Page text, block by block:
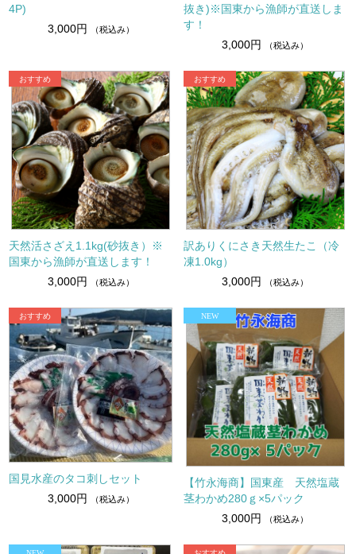
4P)
3,000円
（税込み）
抜き)※国東から漁師が直送しま
す！
3,000円
（税込み）
天然活さざえ1.1kg(砂抜き）※
国東から漁師が直送します！
3,000円
（税込み）
訳ありくにさき天然生たこ（冷
凍1.0kg）
3,000円
（税込み）
国見水産のタコ刺しセット
3,000円
（税込み）
【竹永海商】国東産 天然塩蔵
茎わかめ280ｇ×5パック
3,000円
（税込み）